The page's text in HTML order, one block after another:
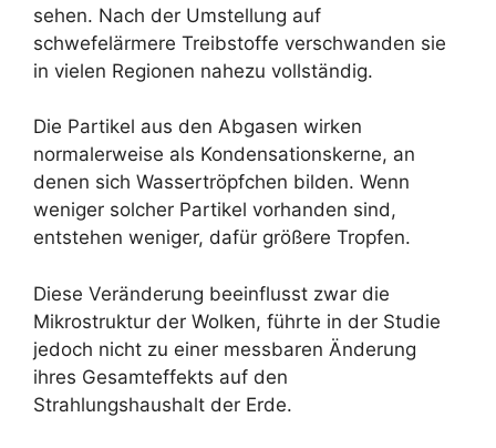
sehen. Nach der Umstellung auf
schwefelärmere Treibstoffe verschwanden sie
in vielen Regionen nahezu vollständig.
Die Partikel aus den Abgasen wirken
normalerweise als Kondensationskerne, an
denen sich Wassertröpfchen bilden. Wenn
weniger solcher Partikel vorhanden sind,
entstehen weniger, dafür größere Tropfen.
Diese Veränderung beeinflusst zwar die
Mikrostruktur der Wolken, führte in der Studie
jedoch nicht zu einer messbaren Änderung
ihres Gesamteffekts auf den
Strahlungshaushalt der Erde.